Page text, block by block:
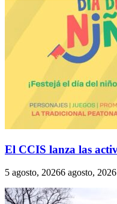
El CCIS lanza las
5 agosto, 20266 agosto, 2026